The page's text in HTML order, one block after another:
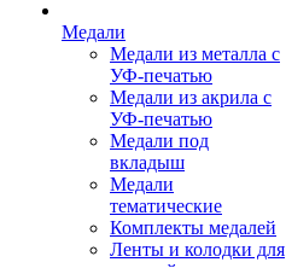
Медали
Медали из металла с
УФ-печатью
Медали из акрила с
УФ-печатью
Медали под
вкладыш
Медали
тематические
Комплекты медалей
Ленты и колодки для